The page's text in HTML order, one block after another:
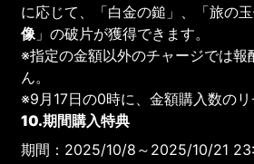
に応じて、「白金の鎚」、「旅の
像 」の破片が獲得できます。
※指定の金額以外のチャージでは報
ん。
※9月17日の0時に、金額購入数のリ
10.期間購入特典
期間：2025/10/8～2025/10/21